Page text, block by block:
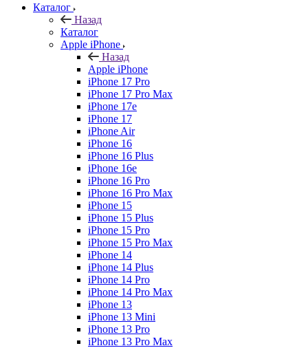
Каталог
Назад
Каталог
Apple iPhone
Назад
Apple iPhone
iPhone 17 Pro
iPhone 17 Pro Max
iPhone 17e
iPhone 17
iPhone Air
iPhone 16
iPhone 16 Plus
iPhone 16e
iPhone 16 Pro
iPhone 16 Pro Max
iPhone 15
iPhone 15 Plus
iPhone 15 Pro
iPhone 15 Pro Max
iPhone 14
iPhone 14 Plus
iPhone 14 Pro
iPhone 14 Pro Max
iPhone 13
iPhone 13 Mini
iPhone 13 Pro
iPhone 13 Pro Max